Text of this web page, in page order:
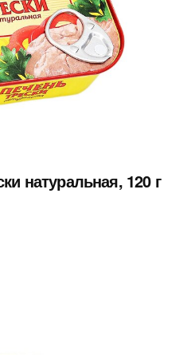
натуральная, 120 г